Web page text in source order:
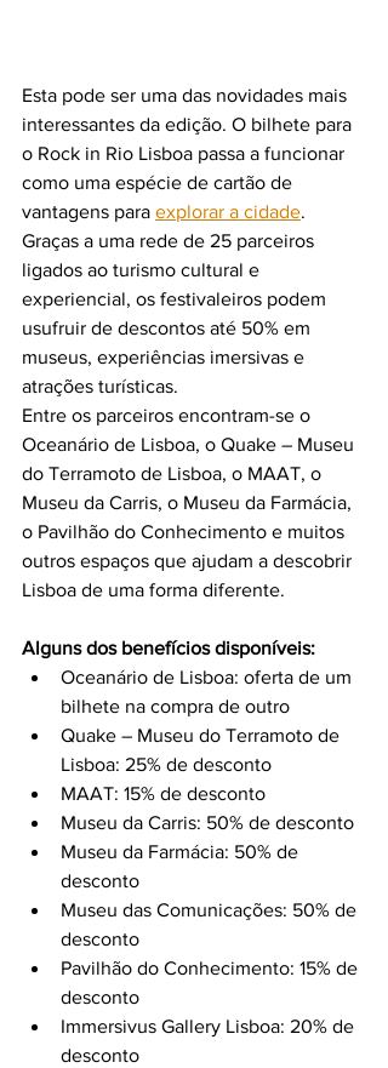
Esta pode ser uma das novidades mais
interessantes da edição. O bilhete para
o Rock in Rio Lisboa passa a funcionar
como uma espécie de cartão de
vantagens para explorar a cidade.
Graças a uma rede de 25 parceiros
ligados ao turismo cultural e
experiencial, os festivaleiros podem
usufruir de descontos até 50% em
museus, experiências imersivas e
atrações turísticas.
Entre os parceiros encontram-se o
Oceanário de Lisboa, o Quake – Museu
do Terramoto de Lisboa, o MAAT, o
Museu da Carris, o Museu da Farmácia,
o Pavilhão do Conhecimento e muitos
outros espaços que ajudam a descobrir
Lisboa de uma forma diferente.
Alguns dos benefícios disponíveis:
Oceanário de Lisboa: oferta de um
bilhete na compra de outro
Quake – Museu do Terramoto de
Lisboa: 25% de desconto
MAAT: 15% de desconto
Museu da Carris: 50% de desconto
Museu da Farmácia: 50% de
desconto
Museu das Comunicações: 50% de
desconto
Pavilhão do Conhecimento: 15% de
desconto
Immersivus Gallery Lisboa: 20% de
desconto